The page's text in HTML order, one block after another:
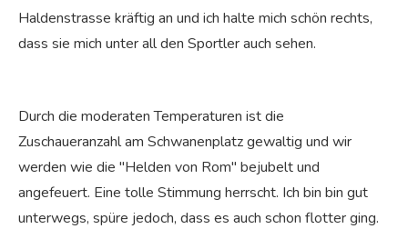
Haldenstrasse kräftig an und ich halte mich schön rechts,
dass sie mich unter all den Sportler auch sehen.
Durch die moderaten Temperaturen ist die
Zuschaueranzahl am Schwanenplatz gewaltig und wir
werden wie die "Helden von Rom" bejubelt und
angefeuert. Eine tolle Stimmung herrscht. Ich bin bin gut
unterwegs, spüre jedoch, dass es auch schon flotter ging.